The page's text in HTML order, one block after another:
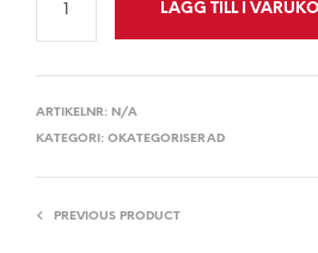
LÄGG TILL I
ARTIKELNR: N/A
KATEGORI: OKATEGORISERAD
PREVIOUS PRODUCT